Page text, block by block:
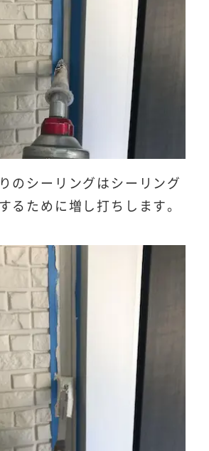
のシーリングはシーリング
るために増し打ちします。